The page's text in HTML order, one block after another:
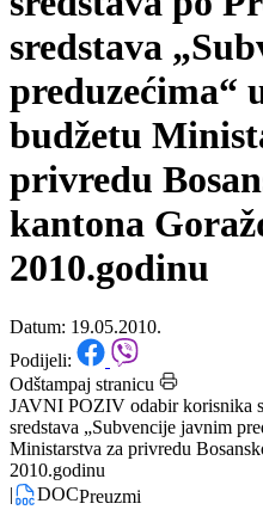
Javni poziv
sredstava po
sredstava
preduzećima“
budžetu
privredu
kantona
2010.godinu
Datum: 19.05.2010.
Podijeli:
Odštampaj stranicu
JAVNI POZIV odabir korisnika
sredstava „Subvencije javnim